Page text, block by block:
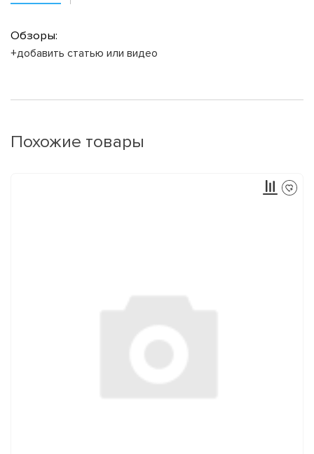
Обзоры:
+добавить статью или видео
Похожие товары